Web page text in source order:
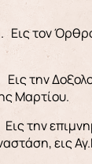
τον
την
Μαρτίου.
την
εις